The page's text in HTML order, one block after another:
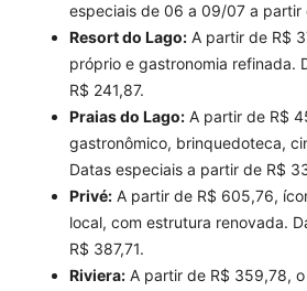
especiais de 06 a 09/07 a partir
Resort do Lago: A partir de R$
próprio e gastronomia refinada.
R$ 241,87.
Praias do Lago: A partir de R$
gastronômico, brinquedoteca,
Datas especiais a partir de R$
Privé: A partir de R$ 605,76,
local, com estrutura renovada.
R$ 387,71.
Riviera: A partir de R$ 359,78,